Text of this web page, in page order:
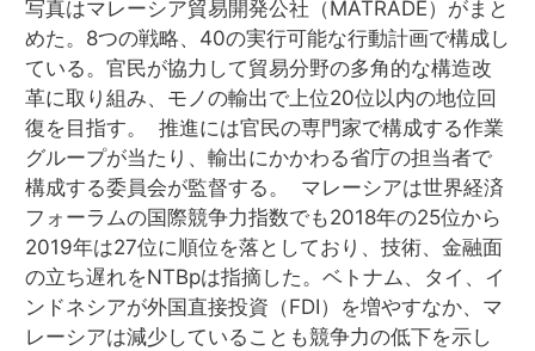
写真はマレーシア貿易開発公社（MATRADE）がまと
めた。8つの戦略、40の実行可能な行動計画で構成し
ている。官民が協力して貿易分野の多角的な構造改
革に取り組み、モノの輸出で上位20位以内の地位回
復を目指す。 推進には官民の専門家で構成する作業
グループが当たり、輸出にかかわる省庁の担当者で
構成する委員会が監督する。 マレーシアは世界経済
フォーラムの国際競争力指数でも2018年の25位から
2019年は27位に順位を落としており、技術、金融面
の立ち遅れをNTBpは指摘した。ベトナム、タイ、イ
ンドネシアが外国直接投資（FDI）を増やすなか、マ
レーシアは減少していることも競争力の低下を示し